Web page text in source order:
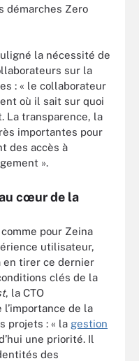
démarches Zero
la nécessité de
sur la
: « le collaborateur
où il sait sur quoi
La transparence, la
importantes pour
des accès à
».
cœur de la
pour Zeina
utilisateur,
en tirer ce dernier
clés de la
, la CTO
l’importance de la
projets : « la gestion
une priorité. Il
des